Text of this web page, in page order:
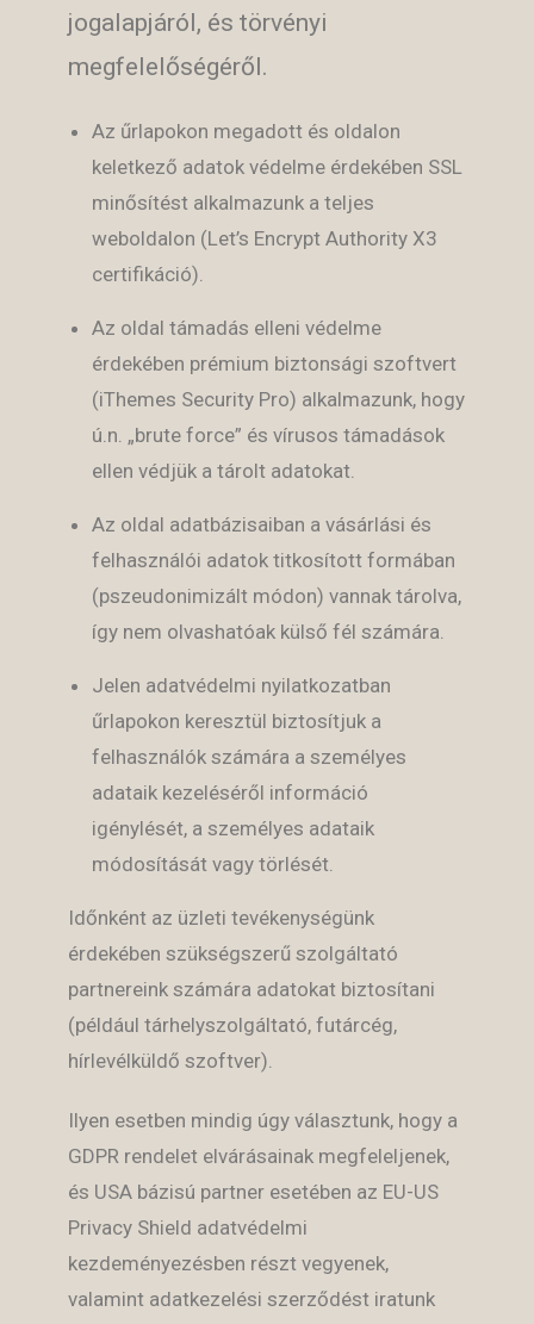
jogalapjáról, és törvényi
megfelelőségéről.
Az űrlapokon megadott és oldalon
keletkező adatok védelme érdekében SSL
minősítést alkalmazunk a teljes
weboldalon (Let’s Encrypt Authority X3
certifikáció).
Az oldal támadás elleni védelme
érdekében prémium biztonsági szoftvert
(iThemes Security Pro) alkalmazunk, hogy
ú.n. „brute force” és vírusos támadások
ellen védjük a tárolt adatokat.
Az oldal adatbázisaiban a vásárlási és
felhasználói adatok titkosított formában
(pszeudonimizált módon) vannak tárolva,
így nem olvashatóak külső fél számára.
Jelen adatvédelmi nyilatkozatban
űrlapokon keresztül biztosítjuk a
felhasználók számára a személyes
adataik kezeléséről információ
igénylését, a személyes adataik
módosítását vagy törlését.
Időnként az üzleti tevékenységünk
érdekében szükségszerű szolgáltató
partnereink számára adatokat biztosítani
(például tárhelyszolgáltató, futárcég,
hírlevélküldő szoftver).
Ilyen esetben mindig úgy választunk, hogy a
GDPR rendelet elvárásainak megfeleljenek,
és USA bázisú partner esetében az EU-US
Privacy Shield adatvédelmi
kezdeményezésben részt vegyenek,
valamint adatkezelési szerződést iratunk